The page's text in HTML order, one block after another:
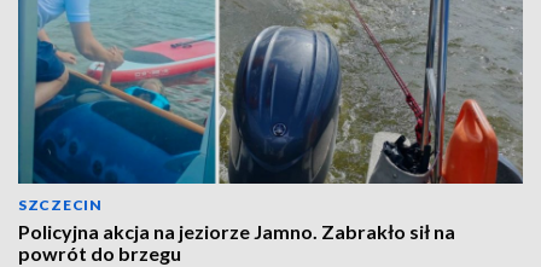
SZCZECIN
Policyjna akcja na jeziorze Jamno. Zabrakło sił na
powrót do brzegu